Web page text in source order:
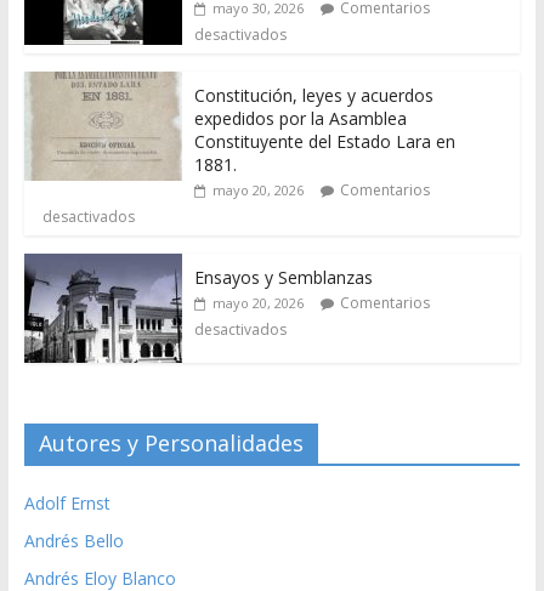
mayo 30, 2026
Comentarios
desactivados
Constitución, leyes y acuerdos
expedidos por la Asamblea
Constituyente del Estado Lara en
1881.
mayo 20, 2026
Comentarios
desactivados
Ensayos y Semblanzas
mayo 20, 2026
Comentarios
desactivados
Autores y Personalidades
Adolf Ernst
Andrés Bello
Andrés Eloy Blanco